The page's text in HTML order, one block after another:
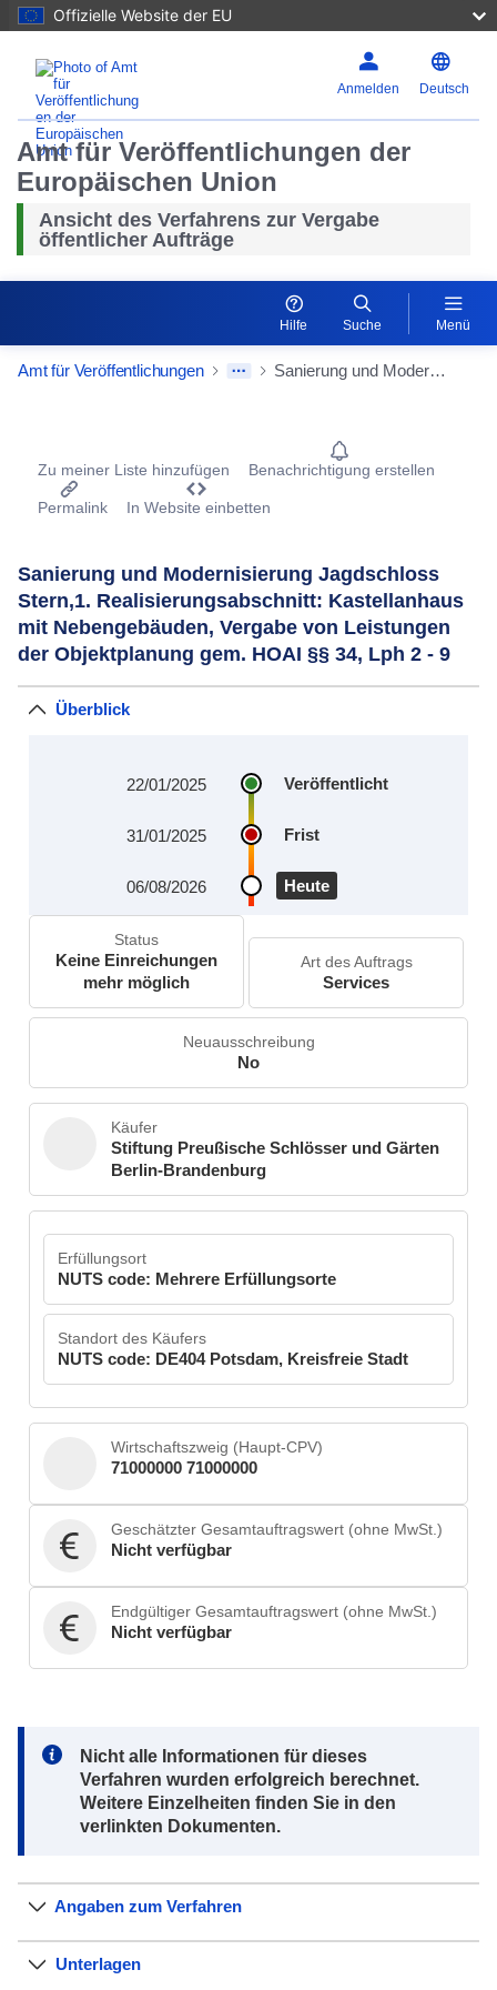
Offizielle Website der EU
Anmelden Deutsch
Amt für Veröffentlichungen der
Europäischen Union
Ansicht des Verfahrens zur Vergabe
öffentlicher Aufträge
Hilfe Suche Menü
Amt für Veröffentlichungen Sanierung und Modernisierung Jagdschloss Stern,1. Realisierungsabschnitt: Kastellanhaus mit Nebengebäuden, Vergabe von Leistungen der Objektplanung gem. HOAI §§ 34, Lph 2 - 9
Procurement Detail Actions Portlet
Zu meiner Liste hinzufügen Benachrichtigung erstellen
Permalink In Website einbetten
Sanierung und Modernisierung Jagdschloss
Stern,1. Realisierungsabschnitt: Kastellanhaus
mit Nebengebäuden, Vergabe von Leistungen
der Objektplanung gem. HOAI §§ 34, Lph 2 - 9
Überblick
Veröffentlicht
22/01/2025
Frist
31/01/2025
Heute
06/08/2026
Status
Keine Einreichungen
mehr möglich
Art des Auftrags
Services
Neuausschreibung
No
Käufer
Stiftung Preußische Schlösser und Gärten
Berlin-Brandenburg
Erfüllungsort
NUTS code: Mehrere Erfüllungsorte
Standort des Käufers
NUTS code: DE404 Potsdam, Kreisfreie Stadt
Wirtschaftszweig (Haupt-CPV)
71000000 71000000
Geschätzter Gesamtauftragswert (ohne MwSt.)
Nicht verfügbar
Endgültiger Gesamtauftragswert (ohne MwSt.)
Nicht verfügbar
Note:
Nicht alle Informationen für dieses
Verfahren wurden erfolgreich berechnet.
Weitere Einzelheiten finden Sie in den
verlinkten Dokumenten.
Angaben zum Verfahren
Unterlagen